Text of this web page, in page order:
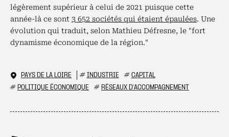
légèrement supérieur à celui de 2021 puisque cette
année-là ce sont 3 652 sociétés qui étaient épaulées. Une
évolution qui traduit, selon Mathieu Défresne, le "fort
dynamisme économique de la région."
PAYS DE LA LOIRE # INDUSTRIE # CAPITAL
# POLITIQUE ÉCONOMIQUE # RÉSEAUX D'ACCOMPAGNEMENT